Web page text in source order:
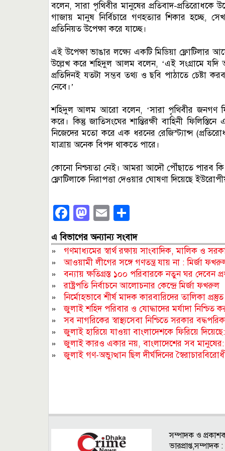
বলেন, সারা পৃথিবীর মানুষের প্রতিবাদ-
গাজায় মানুষ নির্বিচারে গণহত্যার শিকার হচ্ছে,
প্রতিনিয়ত উপেক্ষা করে যাচ্ছে।
এই উপেক্ষা ভাঙার লক্ষ্যে একটি মিডিয়া ফ্লোটিলার
উল্লেখ করে শহিদুল আলম বলেন, ‘এই সংগ্রামে
প্রতিদিনই যতটা সম্ভব তথ্য ও ছবি পাঠাতে চেষ্টা
নেবে।’
শহিদুল আলম আরো বলেন, ‘সারা পৃথিবীর জনগণ
করে। কিন্তু জাতিসংঘের শান্তিরক্ষী বাহিনী
নিজেদের মতো করে এক ধরনের রেজিস্ট্যান্স
যাত্রায় অনেক বিপদ থাকতে পারে।
কোনো নিশ্চয়তা নেই। আমরা আদৌ পৌঁছাতে পারব কি
ফ্লোটিলাকে নিরাপত্তা দেওয়ার ঘোষণা দিয়েছে
Facebook
Mastodon
Email
এ বিভাগের অন্যান্য সংবাদ
» গণমাধ্যমের স্বার্থ রক্ষায় সাংবাদিক, মালিক ও
»আওয়ামী লীগের সঙ্গে গণতন্ত্র যায় না : মির্জা
»বন্যায় ক্ষতিগ্রস্ত ১০০ পরিবারকে নতুন ঘর দেবেন
»রাষ্ট্রপতি নির্বাচনে আলোচনার কেন্দ্রে মির্জা ফখরুল
»নির্মোহভাবে শীর্ষ মাদক কারবারিদের তালিকা প্রস্তুত
»জুলাই শহিদ পরিবার ও যোদ্ধাদের মর্যাদা নিশ্চিত
»সব নাগরিকের স্বাস্থ্যসেবা নিশ্চিতে সরকার বদ্ধপরিকর :
»জুলাই হারিয়ে যাওয়া বাংলাদেশকে ফিরিয়ে
»জুলাই কারও একার নয়, বাংলাদেশের সব মানুষের:
»জুলাই গণ-অভ্যুত্থান ছিল দীর্ঘদিনের স্বৈরাচারবিরোধী
সম্পাদক ও